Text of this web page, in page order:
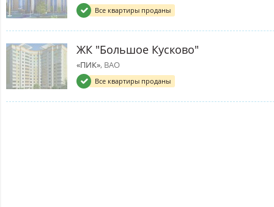
Все квартиры проданы
ЖК "Большое Кусково"
«ПИК», ВАО
Все квартиры проданы